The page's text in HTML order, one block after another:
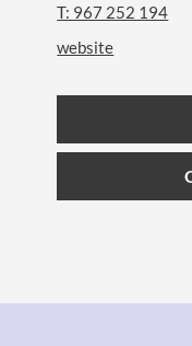
Termo de
T: 967 252 194
website